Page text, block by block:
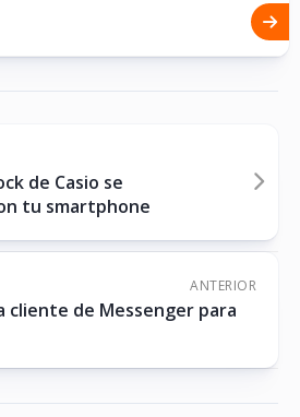
de Casio se
tu smartphone
ANTERIOR
cliente de Messenger para